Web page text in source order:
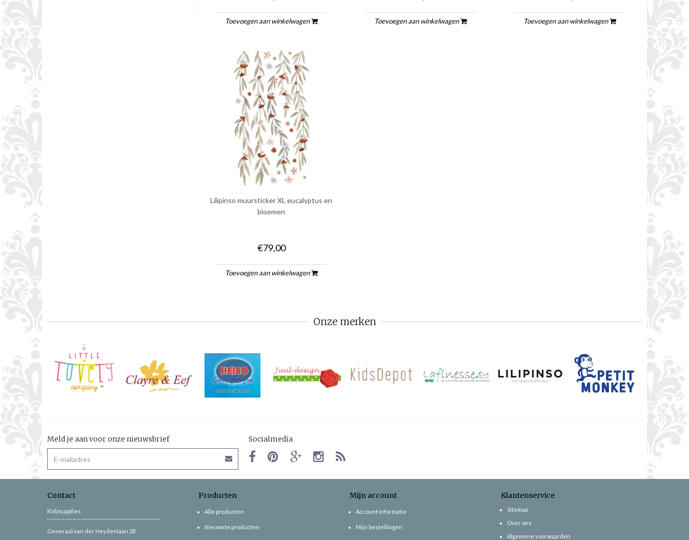
Toevoegen aan winkelwagen Toevoegen aan winkelwagen Toevoegen aan winkelwagen
Lilipinso muursticker XL eucalyptus en
bloemen
€79,00
Toevoegen aan winkelwagen
Onze merken
Meld je aan voor onze nieuwsbrief Socialmedia
Contact
Kidzsupplies
Generaal van der Heydenlaan 28
Producten
Alle producten
Nieuwste producten
Mijn account
Account informatie
Mijn bestellingen
Klantenservice
Sitemap
Over ons
Algemene voorwaarden